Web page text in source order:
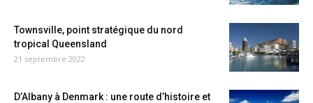
Townsville, point stratégique du nord
tropical Queensland
21 septembre 2022
D’Albany à Denmark : une route d’histoire et